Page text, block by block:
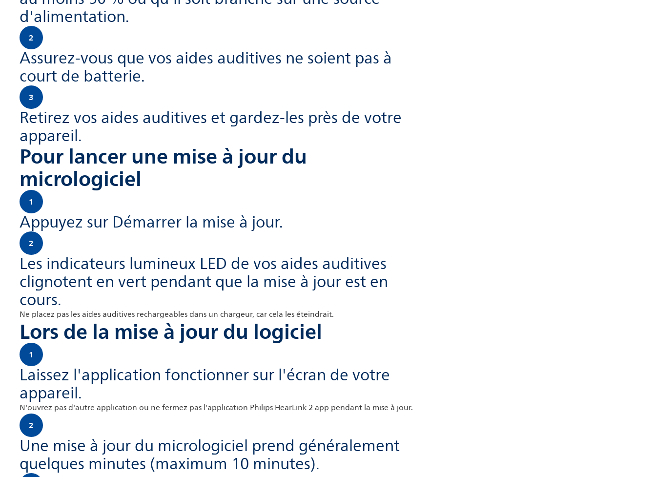
d'alimentation.
2
Assurez-vous que vos aides auditives ne soient pas à
court de batterie.
3
Retirez vos aides auditives et gardez-les près de votre
appareil.
Pour lancer une mise à jour du
micrologiciel
1
Appuyez sur Démarrer la mise à jour.
2
Les indicateurs lumineux LED de vos aides auditives
clignotent en vert pendant que la mise à jour est en
cours.
Ne placez pas les aides auditives rechargeables dans un chargeur, car cela les éteindrait.
Lors de la mise à jour du logiciel
1
Laissez l'application fonctionner sur l'écran de votre
appareil.
N'ouvrez pas d'autre application ou ne fermez pas l'application Philips HearLink 2 app pendant la mise à jour.
2
Une mise à jour du micrologiciel prend généralement
quelques minutes (maximum 10 minutes).